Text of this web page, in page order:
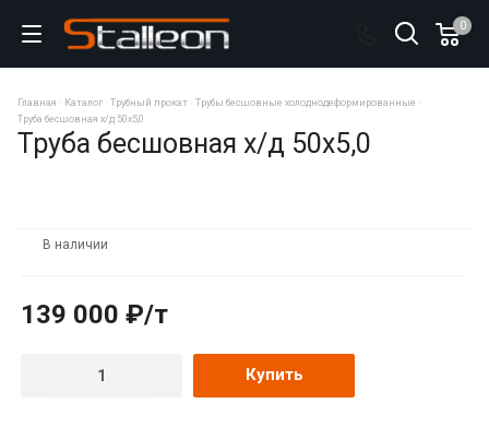
0
Главная Каталог Трубный прокат
Трубы бесшовные холоднодеформированные
Труба бесшовная х/д 50х5,0
Труба бесшовная х/д 50х5,0
В наличии
139 000 ₽/т
Купить